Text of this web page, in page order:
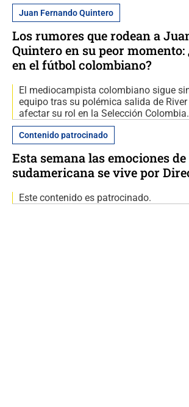
Juan Fernando Quintero
Los rumores que rodean a
Quintero en su peor momento:
en el fútbol colombiano?
El mediocampista colombiano sigue
equipo tras su polémica salida de
afectar su rol en la Selección Colombia.
Contenido patrocinado
Esta semana las emociones
sudamericana se vive por
Este contenido es patrocinado.